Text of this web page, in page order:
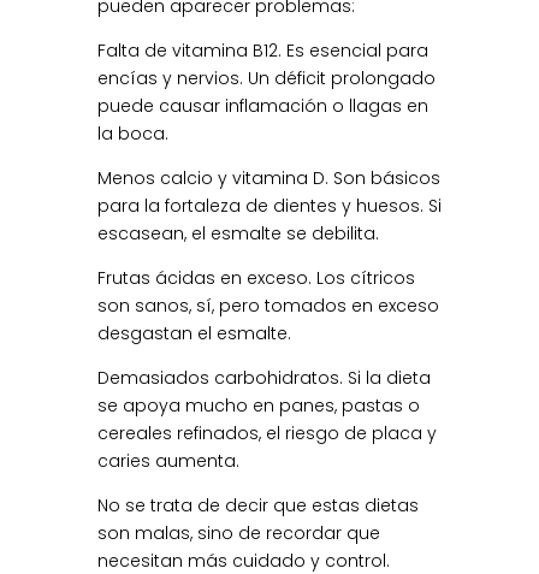
pueden aparecer problemas:
Falta de vitamina B12. Es esencial para
encías y nervios. Un déficit prolongado
puede causar inflamación o llagas en
la boca.
Menos calcio y vitamina D. Son básicos
para la fortaleza de dientes y huesos. Si
escasean, el esmalte se debilita.
Frutas ácidas en exceso. Los cítricos
son sanos, sí, pero tomados en exceso
desgastan el esmalte.
Demasiados carbohidratos. Si la dieta
se apoya mucho en panes, pastas o
cereales refinados, el riesgo de placa y
caries aumenta.
No se trata de decir que estas dietas
son malas, sino de recordar que
necesitan más cuidado y control.